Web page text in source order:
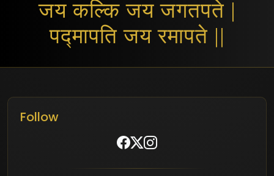
जय कल्कि जय जगतपते |
पद्मापति जय रमापते ||
Follow